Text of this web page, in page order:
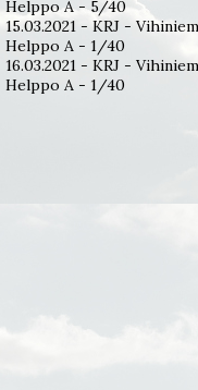
Helppo A - 5/40
15.03.2021 - KRJ -
Helppo A - 1/40
16.03.2021 - KRJ -
Helppo A - 1/40